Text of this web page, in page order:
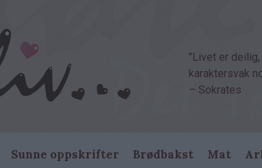
"Livet er
karaktersvak
– Sokrates
Sunne oppskrifter Brødbakst Mat